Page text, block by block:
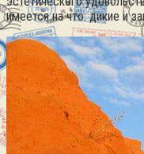
имеется на что: дикие и